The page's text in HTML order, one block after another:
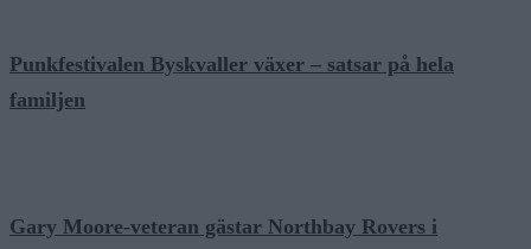
Punkfestivalen Byskvaller växer – satsar på hela
familjen
Gary Moore-veteran gästar Northbay Rovers i